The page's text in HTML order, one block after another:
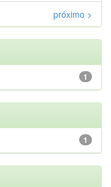
próximo >
1
1